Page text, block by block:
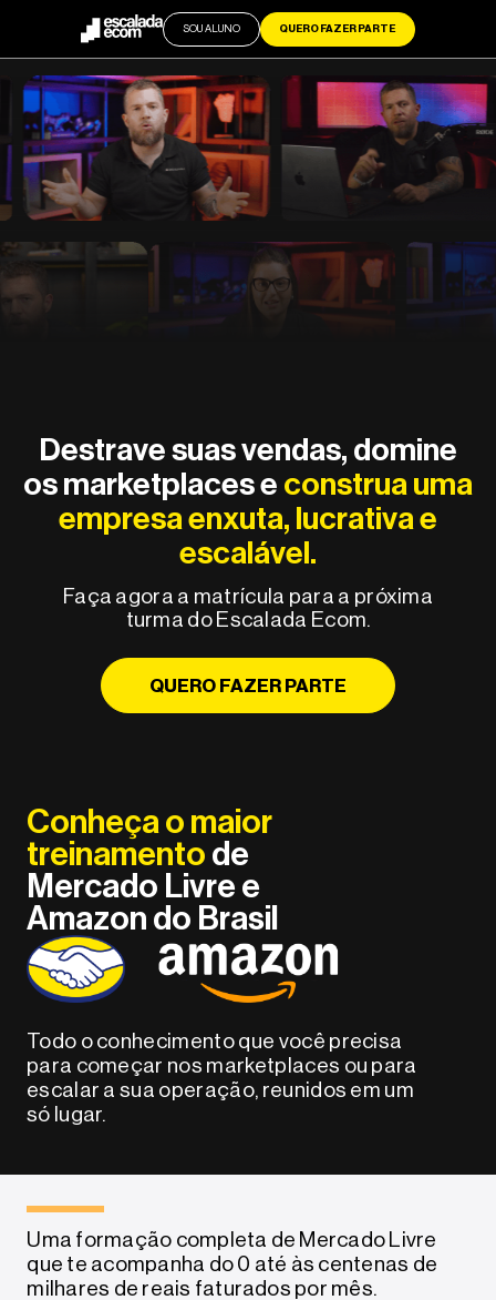
SOU ALUNO QUERO FAZER PARTE
Destrave suas vendas, domine
os marketplaces e construa uma
empresa enxuta, lucrativa e
escalável.
Faça agora a matrícula para a próxima
turma do Escalada Ecom.
QUERO FAZER PARTE
Conheça o maior
treinamento de
Mercado Livre e
Amazon do Brasil
Todo o conhecimento que você precisa
para começar nos marketplaces ou para
escalar a sua operação, reunidos em um
só lugar.
Uma formação completa de Mercado Livre
que te acompanha do 0 até às centenas de
milhares de reais faturados por mês.